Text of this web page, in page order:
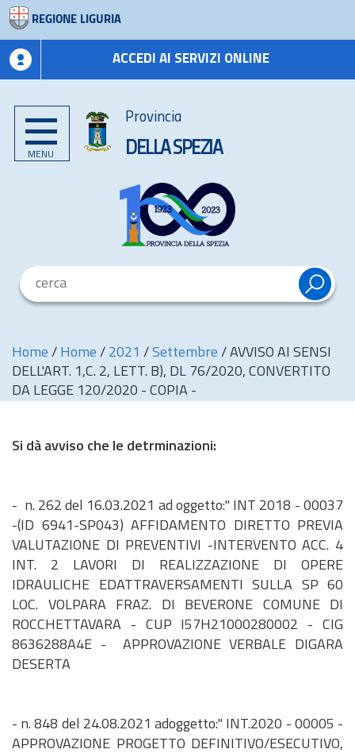
REGIONE LIGURIA
ACCEDI AI SERVIZI ONLINE
MENU
Provincia
DELLA SPEZIA
Home / Home / 2021 / Settembre / AVVISO AI SENSI
DELL'ART. 1,C. 2, LETT. B), DL 76/2020, CONVERTITO
DA LEGGE 120/2020 - COPIA -
Si dà avviso che le detrminazioni:
- n. 262 del 16.03.2021 ad oggetto:" INT 2018 - 00037
-(ID 6941-SP043) AFFIDAMENTO DIRETTO PREVIA
VALUTAZIONE DI PREVENTIVI -INTERVENTO ACC. 4
INT. 2 LAVORI DI REALIZZAZIONE DI OPERE
IDRAULICHE EDATTRAVERSAMENTI SULLA SP 60
LOC. VOLPARA FRAZ. DI BEVERONE COMUNE DI
ROCCHETTAVARA - CUP I57H21000280002 - CIG
8636288A4E - APPROVAZIONE VERBALE DIGARA
DESERTA
- n. 848 del 24.08.2021 adoggetto:" INT.2020 - 00005 -
APPROVAZIONE PROGETTO DEFINITIVO/ESECUTIVO,